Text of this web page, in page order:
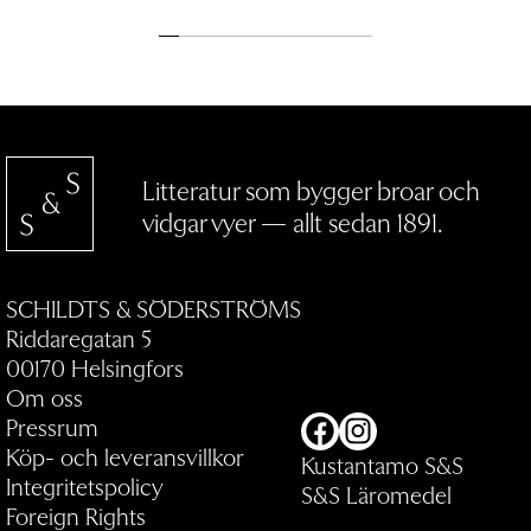
Litteratur som bygger broar och
vidgar vyer — allt sedan 1891.
SCHILDTS & SÖDERSTRÖMS
Riddaregatan 5
00170 Helsingfors
Om oss
Pressrum
Köp- och leveransvillkor
Integritetspolicy
Foreign Rights
Facebook
Instagram
Kustantamo S&S
S&S Läromedel